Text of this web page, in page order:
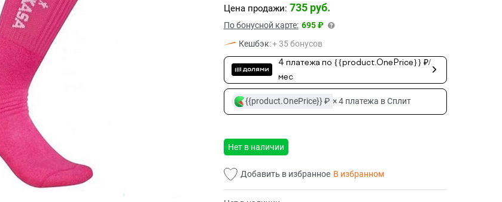
Цена продажи: 735 руб.
По бонусной карте: 695 ₽
Кешбэк:+ 35 бонусов
4 платежа по {{product.OnePrice}} ₽/
мес
{{product.OnePrice}} ₽ × 4 платежа в Сплит
Нет в наличии
Добавить в избранное В избранном